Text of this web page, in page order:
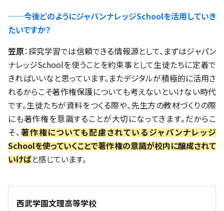
──今後どのようにジャパンナレッジSchoolを活用していき
たいですか？
笠原：探究学習では信頼できる情報源として、まずはジャパン
ナレッジSchoolを使うことを約束事として生徒たちに定着で
きればいいなと思っています。またデジタルが積極的に活用さ
れるからこそ著作権保護についても考えないといけない時代
です。生徒たちが資料をつくる際や、先生方の教材づくりの際
にも著作権を意識することが大切になってきます。だからこ
そ、 著作権についても配慮されているジャパンナレッジ
Schoolを使っていくことで著作権の意識が校内に醸成されて
いけばと感じています。
西武学園文理高等学校